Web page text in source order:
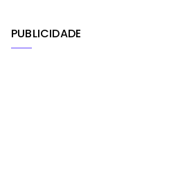
PUBLICIDADE